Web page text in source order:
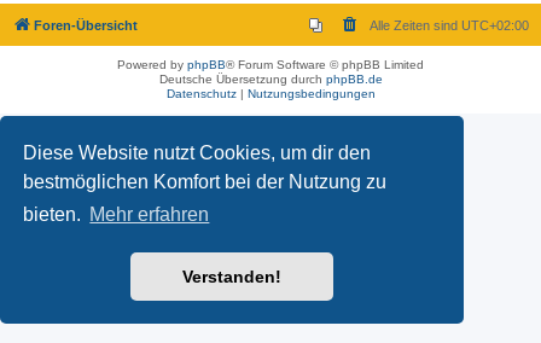
Diese Website nutzt Cookies, um dir den
bestmöglichen Komfort bei der Nutzung zu
bieten. Mehr erfahren
Verstanden!
Foren-Übersicht Alle Zeiten sind UTC+02:00
Powered by phpBB® Forum Software © phpBB Limited
Deutsche Übersetzung durch phpBB.de
Datenschutz| Nutzungsbedingungen